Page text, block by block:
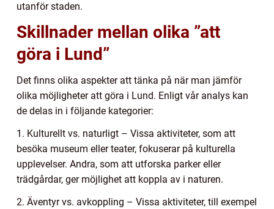
utanför staden.
Skillnader mellan olika ”att
göra i Lund”
Det finns olika aspekter att tänka på när man jämför
olika möjligheter att göra i Lund. Enligt vår analys kan
de delas in i följande kategorier:
1. Kulturellt vs. naturligt – Vissa aktiviteter, som att
besöka museum eller teater, fokuserar på kulturella
upplevelser. Andra, som att utforska parker eller
trädgårdar, ger möjlighet att koppla av i naturen.
2. Äventyr vs. avkoppling – Vissa aktiviteter, till exempel